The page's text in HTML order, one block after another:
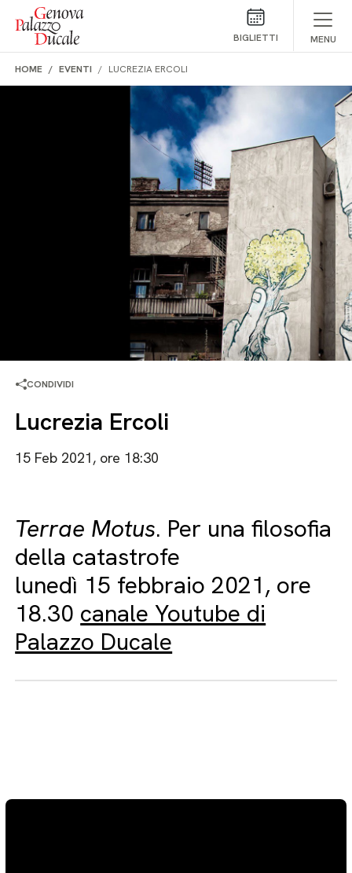
Salta al contenuto
BIGLIETTI MENU
HOME EVENTI LUCREZIA ERCOLI
CONDIVIDI
Lucrezia Ercoli
15 Feb 2021, ore 18:30
Terrae Motus. Per una filosofia
della catastrofe
lunedì 15 febbraio 2021, ore
18.30 canale Youtube di
Palazzo Ducale